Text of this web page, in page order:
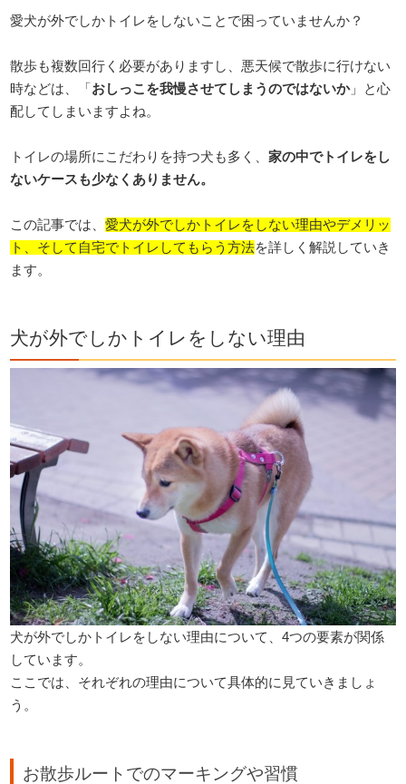
愛犬が外でしかトイレをしないことで困っていませんか？
散歩も複数回行く必要がありますし、悪天候で散歩に行けない
時などは、「 おしっこを我慢させてしまうのではないか」と心
配してしまいますよね。
トイレの場所にこだわりを持つ犬も多く、家の中でトイレをし
ないケースも少なくありません。
この記事では、愛犬が外でしかトイレをしない理由やデメリッ
ト、そして自宅でトイレしてもらう方法を詳しく解説していき
ます。
犬が外でしかトイレをしない理由
犬が外でしかトイレをしない理由について、4つの要素が関係
しています。
ここでは、それぞれの理由について具体的に見ていきましょ
う。
お散歩ルートでのマーキングや習慣